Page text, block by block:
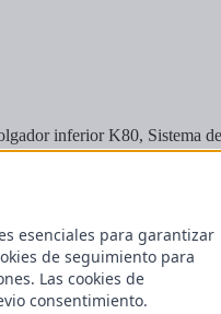
inferior K80, Sistema
esenciales para garantizar
de seguimiento para
Las cookies de
consentimiento.